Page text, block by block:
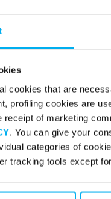
cookies that are
profiling cookies are
receipt of marketing
. You can give your
categories of
tracking tools except
with Certego
di